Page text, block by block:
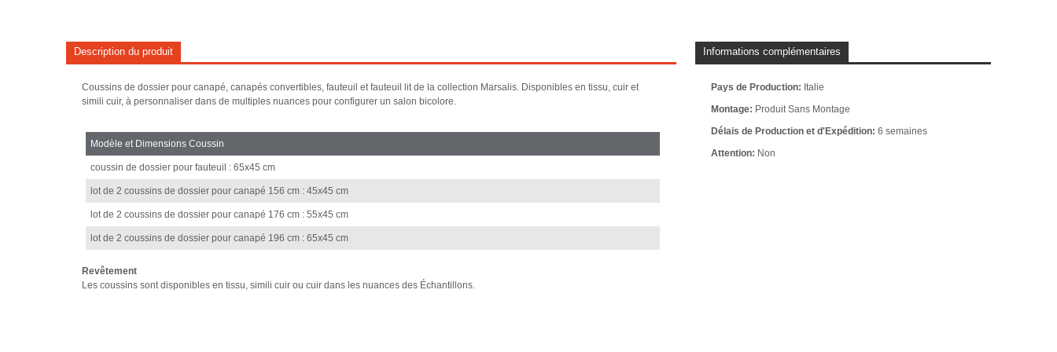
Description du produit
Coussins de dossier pour canapé, canapés convertibles, fauteuil et fauteuil lit de la collection Marsalis. Disponibles en tissu, cuir et
simili cuir, à personnaliser dans de multiples nuances pour configurer un salon bicolore.
Modèle et Dimensions Coussin
coussin de dossier pour fauteuil : 65x45 cm
lot de 2 coussins de dossier pour canapé 156 cm : 45x45 cm
lot de 2 coussins de dossier pour canapé 176 cm : 55x45 cm
lot de 2 coussins de dossier pour canapé 196 cm : 65x45 cm
Revêtement
Les coussins sont disponibles en tissu, simili cuir ou cuir dans les nuances des Échantillons.
Informations complémentaires
Pays de Production: Italie
Montage: Produit Sans Montage
Délais de Production et d'Expédition: 6 semaines
Attention: Non